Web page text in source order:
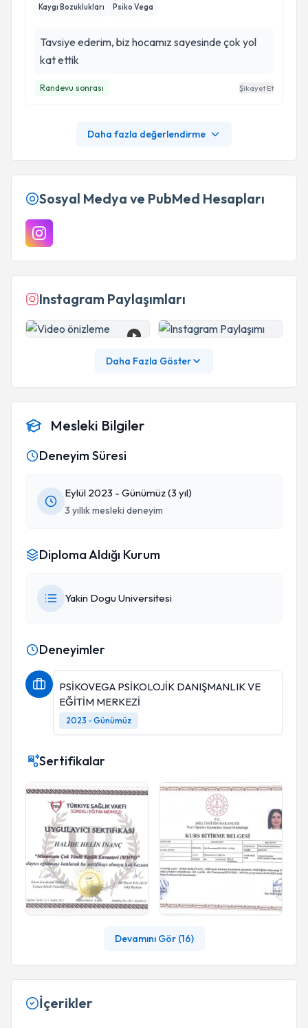
Kaygı Bozuklukları Psiko Vega
Tavsiye ederim, biz hocamız sayesinde çok yol
kat ettik
Randevu sonrası Şikayet Et
Daha fazla değerlendirme
Sosyal Medya ve PubMed Hesapları
Instagram Paylaşımları
Daha Fazla Göster
Mesleki Bilgiler
Deneyim Süresi
Eylül 2023 - Günümüz (3 yıl)
3 yıllık mesleki deneyim
Diploma Aldığı Kurum
Yakin Dogu Universitesi
Deneyimler
PSİKOVEGA PSİKOLOJİK DANIŞMANLIK VE
EĞİTİM MERKEZİ
2023 - Günümüz
Sertifikalar
Devamını Gör (16)
İçerikler